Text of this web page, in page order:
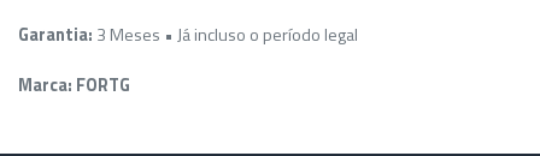
Garantia: 3 Meses • Já incluso o período legal
Marca: FORTG